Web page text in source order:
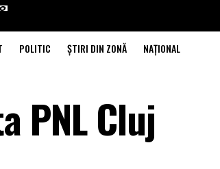
POLITIC ŞTIRI DIN ZONĂ NAŢIONAL
PNL Cluj